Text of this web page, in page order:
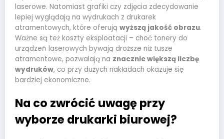
laserowe. Natomiast grafiki czy zdjęcia zdecydowanie
lepiej wyglądają na wydrukach z drukarek
atramentowych, które oferują wyższą jakość obrazu.
Ważne są też koszty eksploatacji – choć tonery do
urządzeń laserowych bywają droższe niż tusze
atramentowe, pozwalają na znacznie większą liczbę
wydruków, co przy dużych nakładach okazuje się
bardziej ekonomiczne.
Na co zwrócić uwagę przy
wyborze drukarki biurowej?